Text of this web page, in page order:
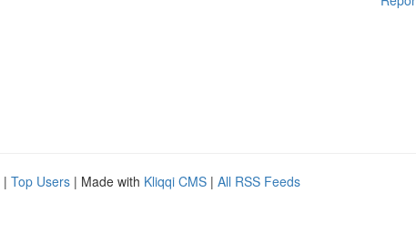
| Top Users | Made with Kliqqi CMS | All RSS Feeds